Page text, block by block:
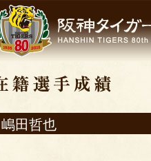
嶋田哲也